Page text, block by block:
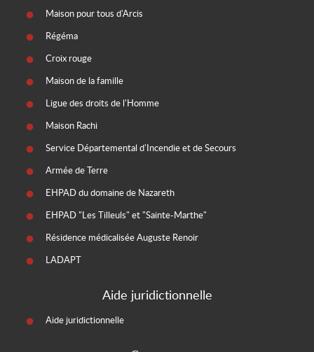
Maison pour tous d'Arcis
Régéma
Croix rouge
Maison de la famille
Ligue des droits de l'Homme
Maison Rachi
Service Départemental d'Incendie et de Secours
Armée de Terre
EHPAD du domaine de Nazareth
EHPAD "Les Tilleuls" et "Sainte-Marthe"
Résidence médicalisée Auguste Renoir
LADAPT
Aide juridictionnelle
Aide juridictionnelle